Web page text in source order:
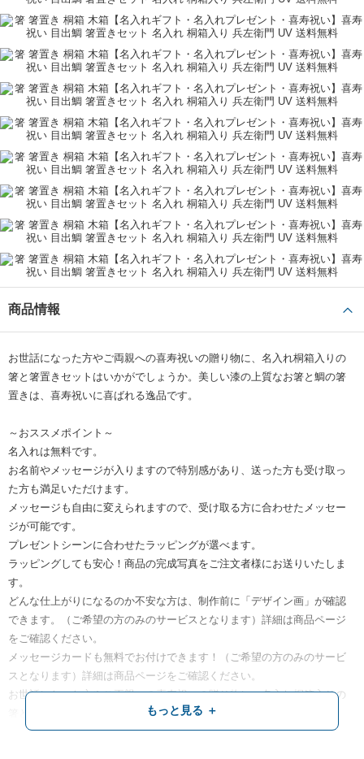
商品情報
お世話になった方やご両親への喜寿祝いの贈り物に、名入れ桐箱入りの
箸と箸置きセットはいかがでしょうか。美しい漆の上質なお箸と鯛の箸
置きは、喜寿祝いに喜ばれる逸品です。
～おススメポイント～
名入れは無料です。
お名前やメッセージが入りますので特別感があり、送った方も受け取っ
た方も満足いただけます。
メッセージも自由に変えられますので、受け取る方に合わせたメッセー
ジが可能です。
プレゼントシーンに合わせたラッピングが選べます。
ラッピングしても安心！商品の完成写真をご注文者様にお送りいたしま
す。
どんな仕上がりになるのか不安な方は、制作前に「デザイン画」が確認
できます。（ご希望の方のみのサービスとなります）詳細は商品ページ
をご確認ください。
メッセージカードも無料でお付けできます！（ご希望の方のみのサービ
スとなります）詳細は商品ページをご確認ください。
お世話になった方やご両親への喜寿祝いの贈り物に、名入れ桐箱入りの
箸と箸置きセットはいかがでしょうか。
美しい漆の上質なお箸と鯛の箸置きは、喜寿祝いに喜ばれる逸品です。
もっと見る ＋